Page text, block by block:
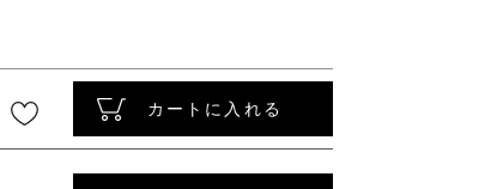
カートに入れる